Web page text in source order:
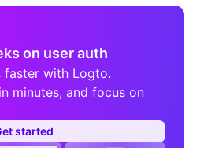
on user auth
faster with Logto.
minutes, and focus on
started